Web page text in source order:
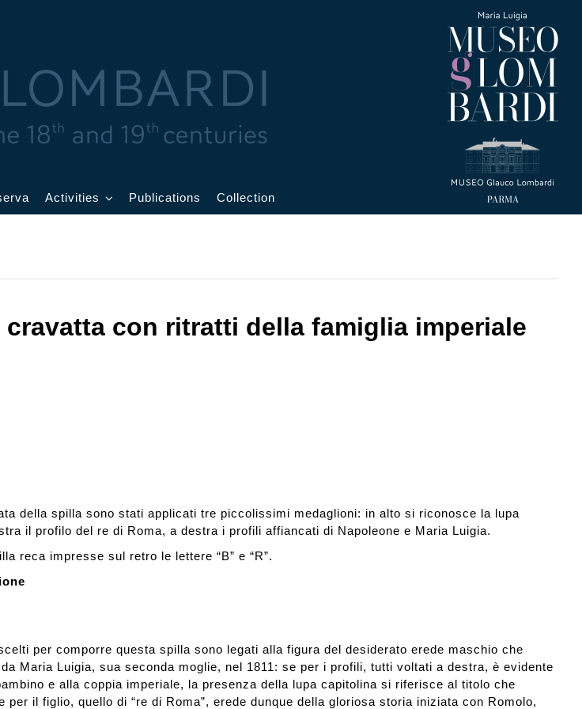
Activities
Education and
Publications Collection
cravatta con ritratti della famiglia imperiale
della spilla sono stati applicati tre piccolissimi medaglioni: in alto si riconosce la lupa
il profilo del re di Roma, a destra i profili affiancati di Napoleone e Maria Luigia.
reca impresse sul retro le lettere “B” e “R”.
per comporre questa spilla sono legati alla figura del desiderato erede maschio che
da Maria Luigia, sua seconda moglie, nel 1811: se per i profili, tutti voltati a destra, è evidente
e alla coppia imperiale, la presenza della lupa capitolina si riferisce al titolo che
per il figlio, quello di “re di Roma”, erede dunque della gloriosa storia iniziata con Romolo,